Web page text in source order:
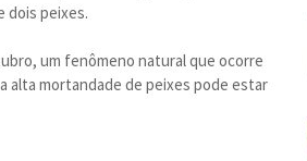
dois peixes.
um fenômeno natural que ocorre
alta mortandade de peixes pode estar